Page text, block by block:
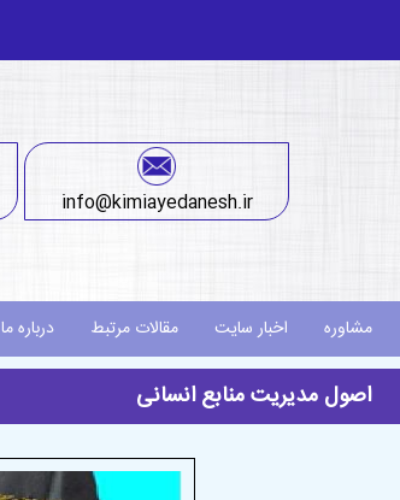
info@kimiayedanesh.ir
مشاوره اخبار سایت مقالات مرتبط درباره ما
اصول مدیریت منابع انسانی